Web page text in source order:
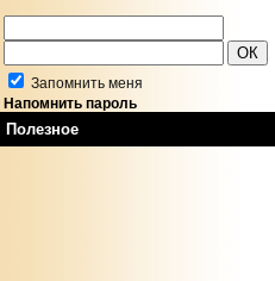
Запомнить меня
Напомнить пароль
Полезное